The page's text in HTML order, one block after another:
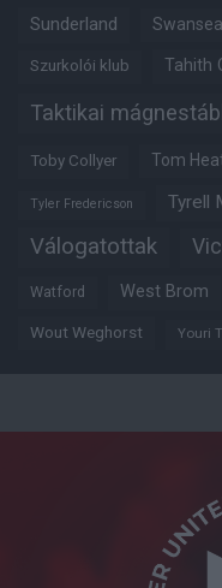
Sunderland
Szurkolói klub Tahith
Taktikai
Toby Collyer Tom
Tyler Fredericson Tyrell
Válogatottak
Watford West Brom
Wout Weghorst Youri